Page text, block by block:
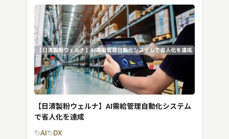
ニュース
デジタルサイネージ
カメラ
【日清製粉ウェルナ】AI需給管理自動化システム
で省人化を達成
AI
DX